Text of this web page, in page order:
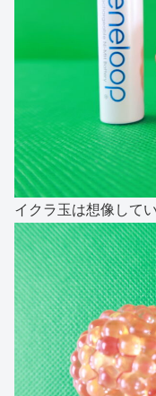
イクラ玉は想像して